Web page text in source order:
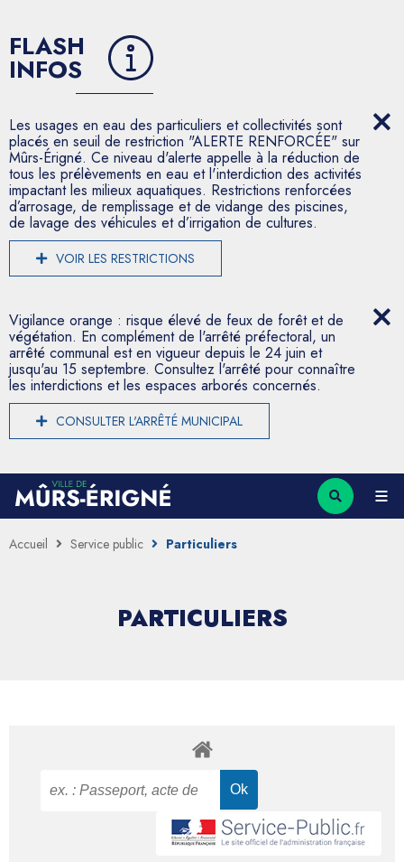
FLASH
INFOS
Les usages en eau des particuliers et collectivités sont
placés en seuil de restriction "ALERTE RENFORCÉE" sur
Mûrs-Érigné. Ce niveau d'alerte appelle à la réduction de
tous les prélèvements en eau et l'interdiction des activités
impactant les milieux aquatiques. Restrictions renforcées
d’arrosage, de remplissage et de vidange des piscines,
de lavage des véhicules et d’irrigation de cultures.
VOIR LES RESTRICTIONS
Vigilance orange : risque élevé de feux de forêt et de
végétation. En complément de l'arrêté préfectoral, un
arrêté communal est en vigueur depuis le 24 juin et
jusqu'au 15 septembre. Consultez l'arrêté pour connaître
les interdictions et les espaces arborés concernés.
CONSULTER L'ARRÊTÉ MUNICIPAL
Accueil Service public Particuliers
PARTICULIERS